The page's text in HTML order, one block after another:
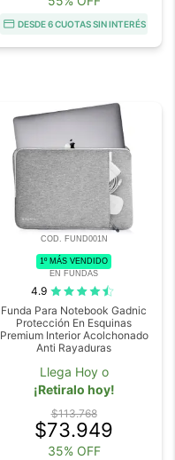
DESDE 6 CUOTAS SIN INTERÉS
COD. FUND001N
1º MÁS VENDIDO
EN FUNDAS
4.9
Funda Para Notebook Gadnic
Protección En Esquinas
Premium Interior Acolchonado
Anti Rayaduras
Llega Hoy o
¡Retiralo hoy!
$113.768
$73.949
35% OFF